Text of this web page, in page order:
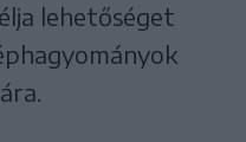
lehetőséget